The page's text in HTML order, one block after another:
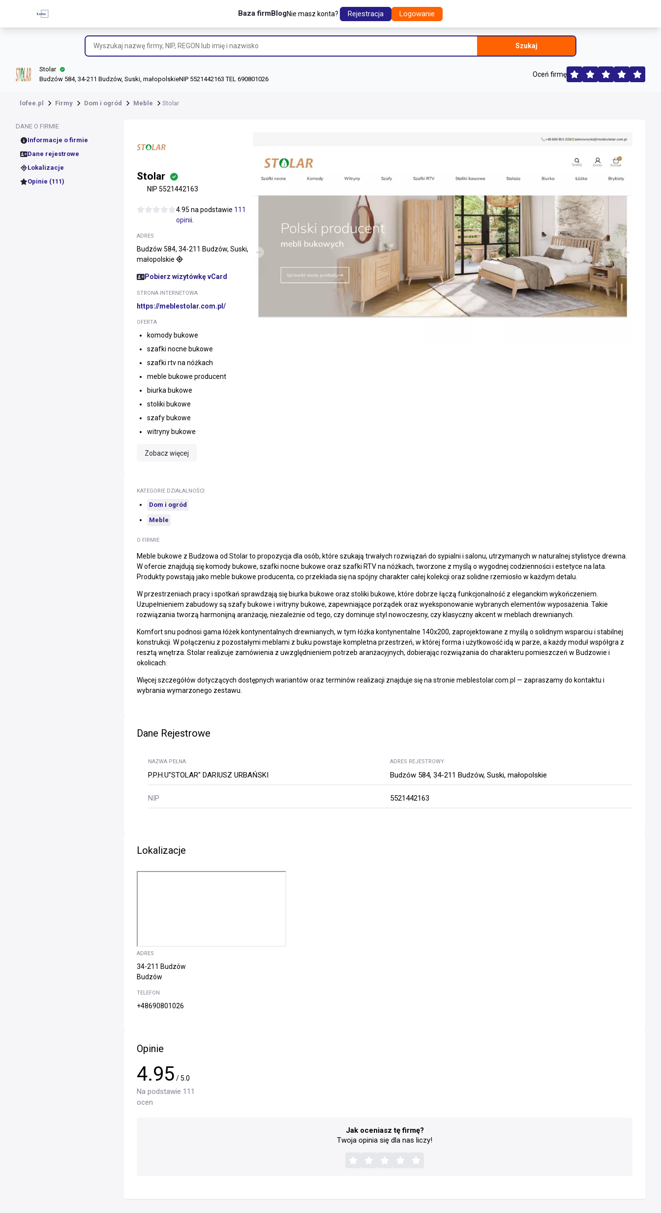
Baza firmBlogNie masz konta? Rejestracja Logowanie
Szukaj
Stolar
Budzów 584, 34-211 Budzów, Suski, małopolskieNIP 5521442163 TEL 690801026
Oceń firmę
lofee.pl Firmy Dom i ogród Meble Stolar
DANE O FIRMIE
Informacje o firmie
Dane rejestrowe
Lokalizacje
Opinie (111)
Stolar
NIP 5521442163
4.95 na podstawie 111
opinii
ADRES
Budzów 584, 34-211 Budzów, Suski,
małopolskie
Pobierz wizytówkę vCard
STRONA INTERNETOWA
https://meblestolar.com.pl/
OFERTA
komody bukowe
szafki nocne bukowe
szafki rtv na nóżkach
meble bukowe producent
biurka bukowe
stoliki bukowe
szafy bukowe
witryny bukowe
Zobacz więcej
O FIRMIE
Meble bukowe z Budzowa od Stolar to propozycja dla osób, które szukają trwałych rozwiązań do sypialni i salonu, utrzymanych w naturalnej stylistyce drewna.
W ofercie znajdują się komody bukowe, szafki nocne bukowe oraz szafki RTV na nóżkach, tworzone z myślą o wygodnej codzienności i estetyce na lata.
Produkty powstają jako meble bukowe producenta, co przekłada się na spójny charakter całej kolekcji oraz solidne rzemiosło w każdym detalu.
W przestrzeniach pracy i spotkań sprawdzają się biurka bukowe oraz stoliki bukowe, które dobrze łączą funkcjonalność z eleganckim wykończeniem.
Uzupełnieniem zabudowy są szafy bukowe i witryny bukowe, zapewniające porządek oraz wyeksponowanie wybranych elementów wyposażenia. Takie
rozwiązania tworzą harmonijną aranżację, niezależnie od tego, czy dominuje styl nowoczesny, czy klasyczny akcent w meblach drewnianych.
Komfort snu podnosi gama łóżek kontynentalnych drewnianych, w tym łóżka kontynentalne 140x200, zaprojektowane z myślą o solidnym wsparciu i stabilnej
konstrukcji. W połączeniu z pozostałymi meblami z buku powstaje kompletna przestrzeń, w której forma i użytkowość idą w parze, a każdy moduł współgra z
resztą wnętrza. Stolar realizuje zamówienia z uwzględnieniem potrzeb aranżacyjnych, dobierając rozwiązania do charakteru pomieszczeń w Budzowie i
okolicach.
Więcej szczegółów dotyczących dostępnych wariantów oraz terminów realizacji znajduje się na stronie meblestolar.com.pl — zapraszamy do kontaktu i
wybrania wymarzonego zestawu.
KATEGORIE DZIAŁALNOŚCI
Dom i ogród
Meble
Dane Rejestrowe
NAZWA PEŁNA
P.P.H.U"STOLAR" DARIUSZ URBAŃSKI
ADRES REJESTROWY
Budzów 584, 34-211 Budzów, Suski, małopolskie
NIP 5521442163
Lokalizacje
ADRES
34-211 Budzów
Budzów
TELEFON
+48690801026
Opinie
4.95 / 5.0
Na podstawie 111
ocen
Jak oceniasz tę firmę?
Twoja opinia się dla nas liczy!